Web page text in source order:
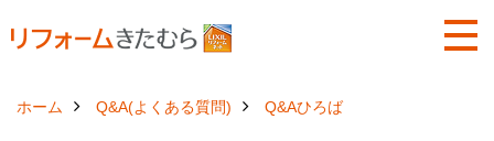
ホーム Q&A(よくある質問) Q&Aひろば